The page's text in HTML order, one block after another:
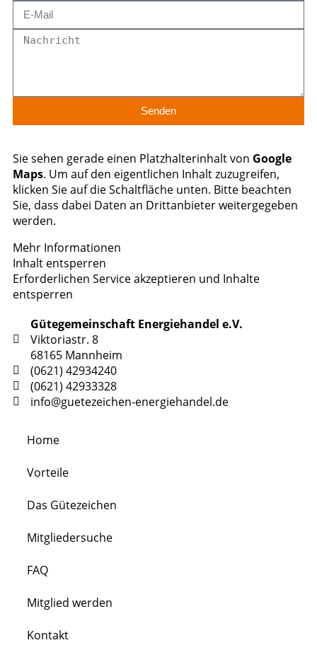
Senden
Sie sehen gerade einen Platzhalterinhalt von Google
Maps. Um auf den eigentlichen Inhalt zuzugreifen,
klicken Sie auf die Schaltfläche unten. Bitte beachten
Sie, dass dabei Daten an Drittanbieter weitergegeben
werden.
Mehr Informationen
Inhalt entsperren
Erforderlichen Service akzeptieren und Inhalte
entsperren
Gütegemeinschaft Energiehandel e.V.
Viktoriastr. 8
68165 Mannheim
(0621) 42934240
(0621) 42933328
info@guetezeichen-energiehandel.de
Home
Vorteile
Das Gütezeichen
Mitgliedersuche
FAQ
Mitglied werden
Kontakt